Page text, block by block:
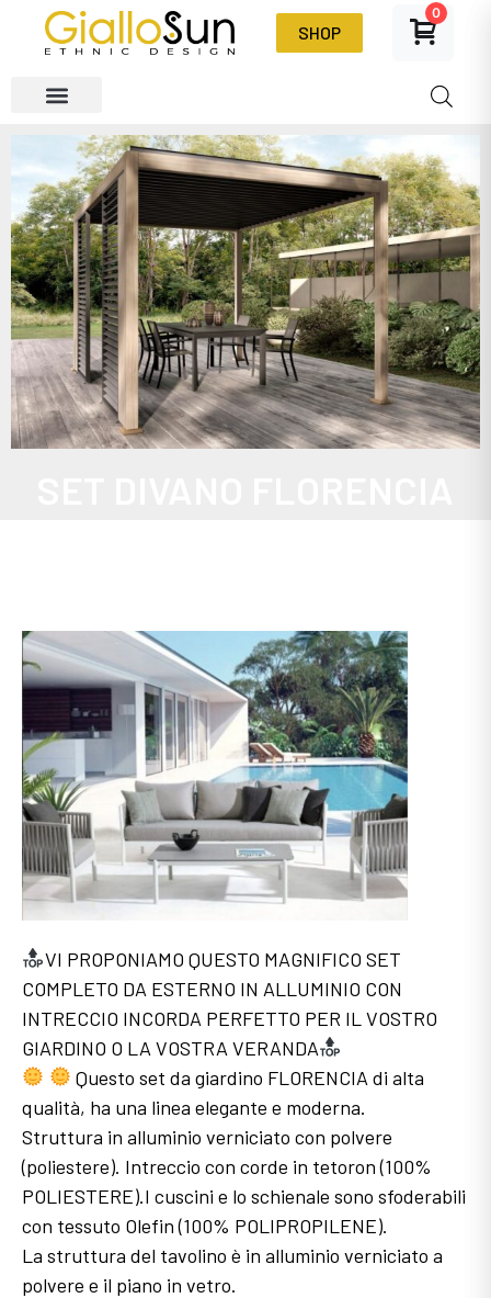
SHOP
0
VI PROPONIAMO QUESTO MAGNIFICO SET
COMPLETO DA ESTERNO IN ALLUMINIO CON
INTRECCIO INCORDA PERFETTO PER IL VOSTRO
GIARDINO O LA VOSTRA VERANDA
Questo set da giardino FLORENCIA di alta
qualità, ha una linea elegante e moderna.
Struttura in alluminio verniciato con polvere
(poliestere). Intreccio con corde in tetoron (100%
POLIESTERE).I cuscini e lo schienale sono sfoderabili
con tessuto Olefin (100% POLIPROPILENE).
La struttura del tavolino è in alluminio verniciato a
polvere e il piano in vetro.